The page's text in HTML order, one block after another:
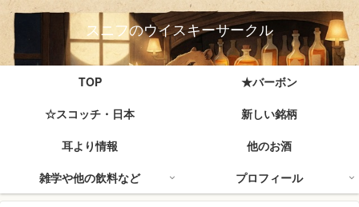
スニフのウイスキーサークル
TOP
★バーボン
☆スコッチ・日本
新しい銘柄
耳より情報
他のお酒
雑学や他の飲料など
プロフィール